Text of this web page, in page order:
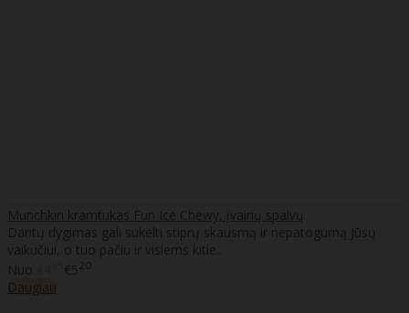
Munchkin kramtukas Fun Ice Chewy, įvairių spalvų
Dantų dygimas gali sukelti stiprų skausmą ir nepatogumą Jūsų
vaikučiui, o tuo pačiu ir visiems kitie..
Nuo
€5 20
Daugiau